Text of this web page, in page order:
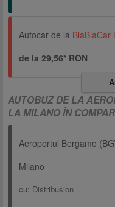
Autocar de la BlaBlaCar
de la 29,56* RON
AUTOBUZ DE LA
LA MILANO ÎN
Aeroportul Bergamo
Milano
cu: Distribusion